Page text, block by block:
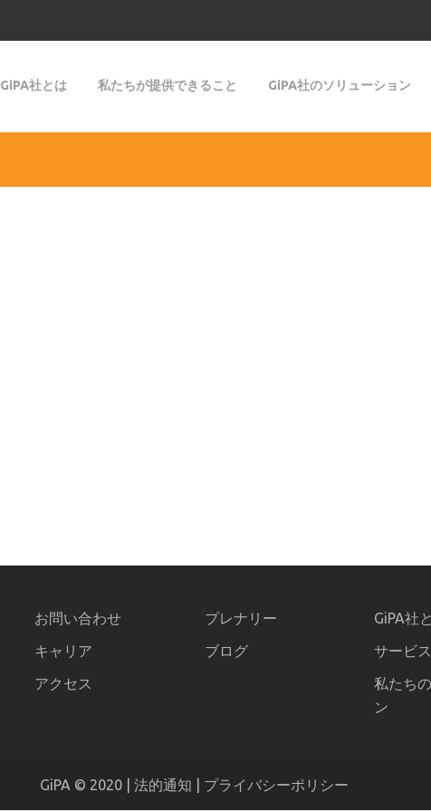
GiPA社とは 私たちが提供できること GiPA社のソリューション
お問い合わせ
キャリア
アクセス
プレナリー
ブログ
GiPA社
サービス
私たち
ン
GiPA © 2020 | 法的通知 プライバシーポリシー